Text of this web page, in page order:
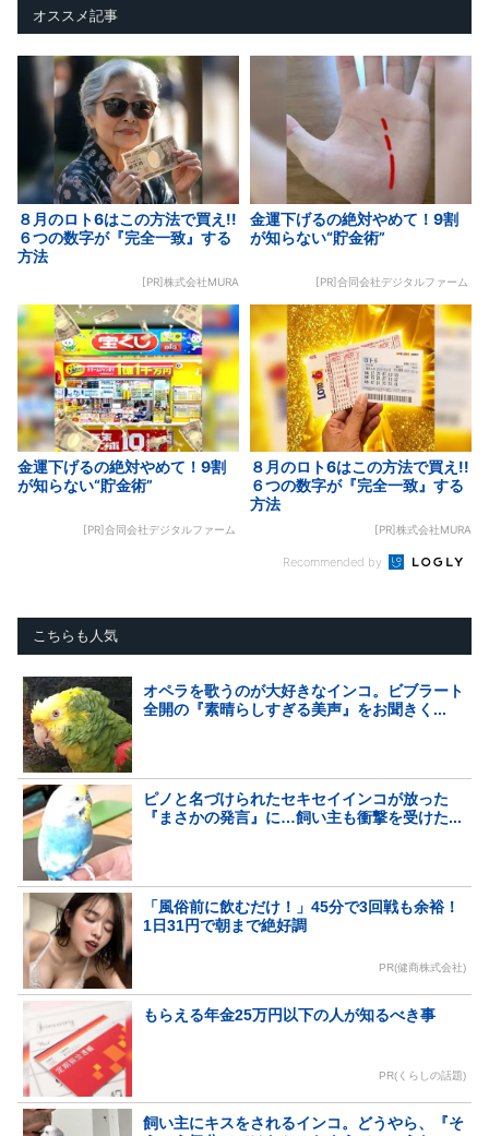
オススメ記事
８月のロト6はこの方法で買え!!
６つの数字が『完全一致』する
方法
[PR]株式会社MURA
金運下げるの絶対やめて！9割
が知らない“貯金術”
[PR]合同会社デジタルファーム
金運下げるの絶対やめて！9割
が知らない“貯金術”
[PR]合同会社デジタルファーム
８月のロト6はこの方法で買え!!
６つの数字が『完全一致』する
方法
[PR]株式会社MURA
Recommended by
こちらも人気
オペラを歌うのが大好きなインコ。ビブラート
全開の『素晴らしすぎる美声』をお聞きく...
ピノと名づけられたセキセイインコが放った
『まさかの発言』に…飼い主も衝撃を受けた...
「風俗前に飲むだけ！」45分で3回戦も余裕！
1日31円で朝まで絶好調
PR(健商株式会社)
もらえる年金25万円以下の人が知るべき事
PR(くらしの話題)
飼い主にキスをされるインコ。どうやら、『そ